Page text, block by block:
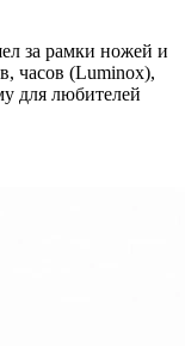
за рамки ножей и
часов (Luminox),
для любителей